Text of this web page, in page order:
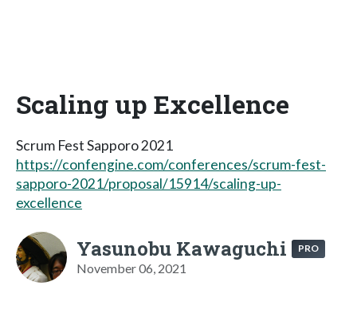
Scaling up Excellence
Scrum Fest Sapporo 2021
https://confengine.com/conferences/scrum-fest-
sapporo-2021/proposal/15914/scaling-up-
excellence
Yasunobu Kawaguchi PRO
November 06, 2021